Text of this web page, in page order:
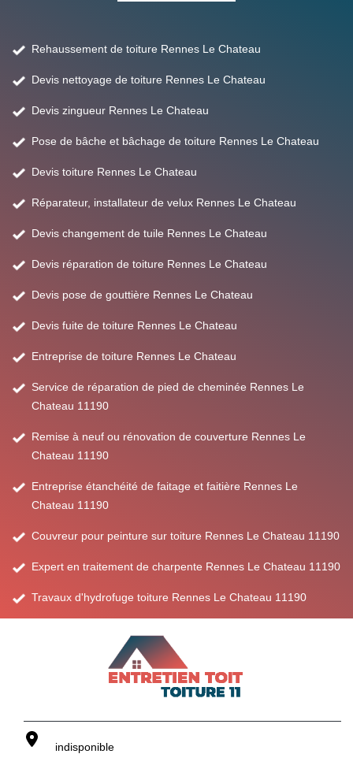
Rehaussement de toiture Rennes Le Chateau
Devis nettoyage de toiture Rennes Le Chateau
Devis zingueur Rennes Le Chateau
Pose de bâche et bâchage de toiture Rennes Le Chateau
Devis toiture Rennes Le Chateau
Réparateur, installateur de velux Rennes Le Chateau
Devis changement de tuile Rennes Le Chateau
Devis réparation de toiture Rennes Le Chateau
Devis pose de gouttière Rennes Le Chateau
Devis fuite de toiture Rennes Le Chateau
Entreprise de toiture Rennes Le Chateau
Service de réparation de pied de cheminée Rennes Le
Chateau 11190
Remise à neuf ou rénovation de couverture Rennes Le
Chateau 11190
Entreprise étanchéité de faitage et faitière Rennes Le
Chateau 11190
Couvreur pour peinture sur toiture Rennes Le Chateau 11190
Expert en traitement de charpente Rennes Le Chateau 11190
Travaux d'hydrofuge toiture Rennes Le Chateau 11190
indisponible